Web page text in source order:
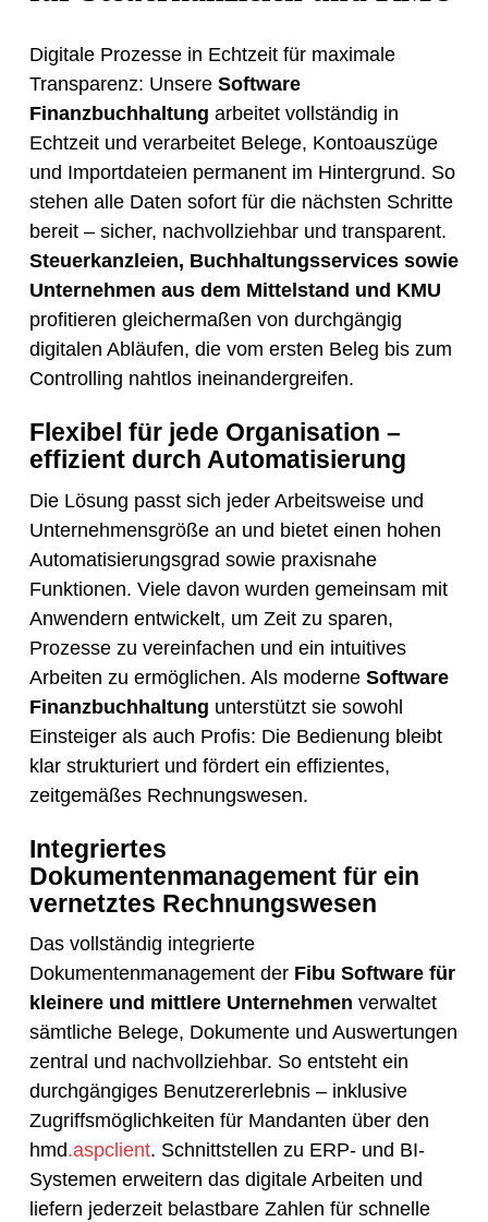
Digitale Prozesse in Echtzeit für maximale
Transparenz: Unsere Software
Finanzbuchhaltung arbeitet vollständig in
Echtzeit und verarbeitet Belege, Kontoauszüge
und Importdateien permanent im Hintergrund. So
stehen alle Daten sofort für die nächsten Schritte
bereit – sicher, nachvollziehbar und transparent.
Steuerkanzleien, Buchhaltungsservices sowie
Unternehmen aus dem Mittelstand und KMU
profitieren gleichermaßen von durchgängig
digitalen Abläufen, die vom ersten Beleg bis zum
Controlling nahtlos ineinandergreifen.
Flexibel für jede Organisation –
effizient durch Automatisierung
Die Lösung passt sich jeder Arbeitsweise und
Unternehmensgröße an und bietet einen hohen
Automatisierungsgrad sowie praxisnahe
Funktionen. Viele davon wurden gemeinsam mit
Anwendern entwickelt, um Zeit zu sparen,
Prozesse zu vereinfachen und ein intuitives
Arbeiten zu ermöglichen. Als moderne Software
Finanzbuchhaltung unterstützt sie sowohl
Einsteiger als auch Profis: Die Bedienung bleibt
klar strukturiert und fördert ein effizientes,
zeitgemäßes Rechnungswesen.
Integriertes
Dokumentenmanagement für ein
vernetztes Rechnungswesen
Das vollständig integrierte
Dokumentenmanagement der Fibu Software für
kleinere und mittlere Unternehmen verwaltet
sämtliche Belege, Dokumente und Auswertungen
zentral und nachvollziehbar. So entsteht ein
durchgängiges Benutzererlebnis – inklusive
Zugriffsmöglichkeiten für Mandanten über den
hmd.aspclient. Schnittstellen zu ERP- und BI-
Systemen erweitern das digitale Arbeiten und
liefern jederzeit belastbare Zahlen für schnelle